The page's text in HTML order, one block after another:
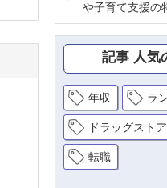
や子育て支援の
記事 人気
年収 ラ
ドラッグストア
転職